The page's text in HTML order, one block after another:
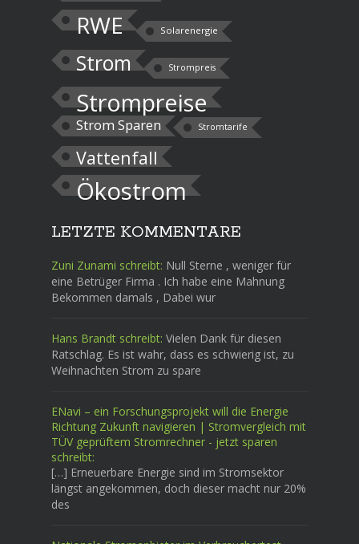
RWE Solarenergie
Strom Strompreis
Strompreise
Strom Sparen Stromtarife
Vattenfall
Ökostrom
LETZTE KOMMENTARE
Zuni Zunami schreibt: Null Sterne , weniger für
eine Betrüger Firma . Ich habe eine Mahnung
Bekommen damals , Dabei wur
Hans Brandt schreibt: Vielen Dank für diesen
Ratschlag. Es ist wahr, dass es schwierig ist, zu
Weihnachten Strom zu spare
ENavi – ein Forschungsprojekt will die Energie
Richtung Zukunft navigieren | Stromvergleich mit
TÜV geprüftem Stromrechner - jetzt sparen
schreibt:
[…] Erneuerbare Energie sind im Stromsektor
längst angekommen, doch dieser macht nur 20%
des